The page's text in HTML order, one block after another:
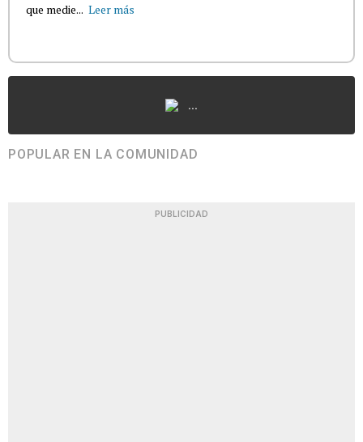
que medie... Leer más
...
POPULAR EN LA COMUNIDAD
PUBLICIDAD